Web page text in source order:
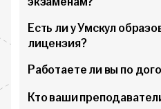
Есть ли у Умскул
лицензия?
Работаете ли вы по
Кто ваши